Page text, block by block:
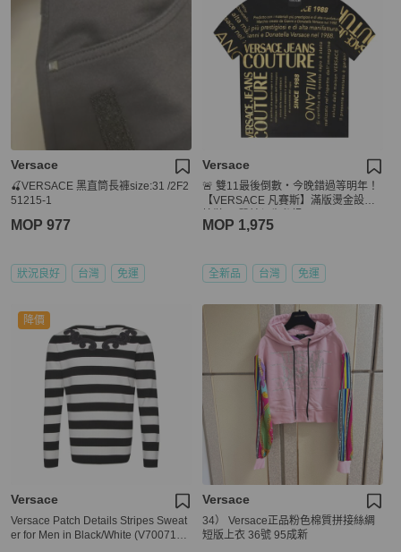
Versace
🍒VERSACE 黑直筒長褲size:31 /2F2
51215-1
MOP 977
狀況良好 台灣 免運
Versace
🚨 雙11最後倒數・今晚錯過等明年！
【VERSACE 凡賽斯】滿版燙金設計T
MOP 1,975
全新品 台灣 免運
降價
Versace
Versace Patch Details Stripes Sweat
er for Men in Black/White (V700715-
Versace
34） Versace正品粉色棉質拼接絲綢
短版上衣 36號 95成新